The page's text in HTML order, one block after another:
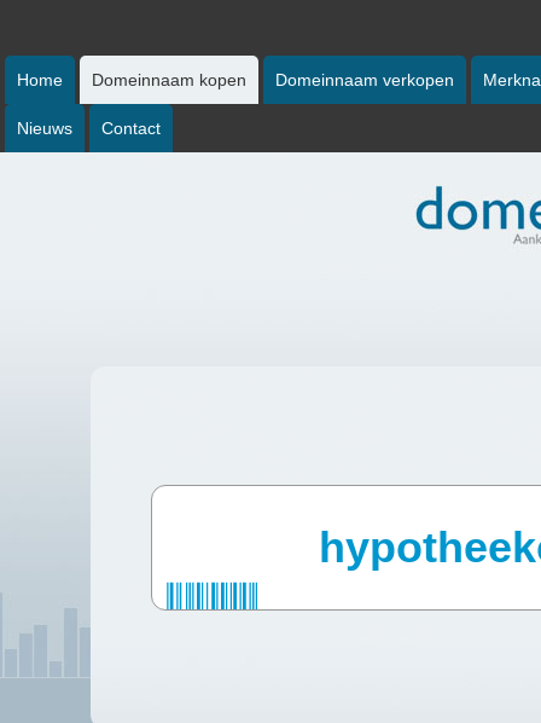
Home Domeinnaam kopen Domeinnaam verkopen
Nieuws Contact